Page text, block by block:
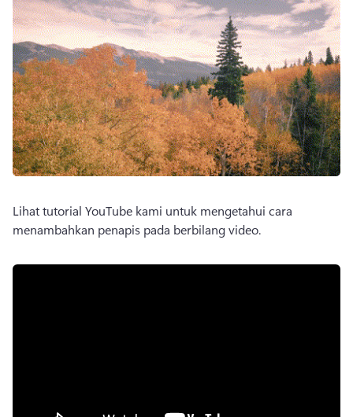
Lihat tutorial YouTube kami untuk mengetahui cara
menambahkan penapis pada berbilang video.